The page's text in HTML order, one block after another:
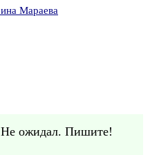
Мараева
ожидал. Пишите!